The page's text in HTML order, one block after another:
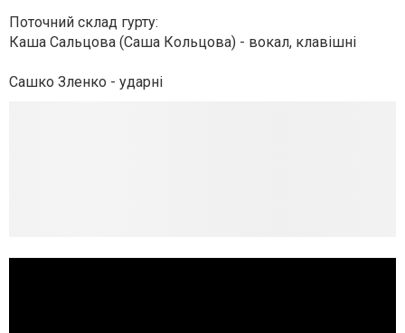
Поточний склад гурту:
Каша Сальцова (Саша Кольцова) - вокал, клавішні
Сашко Зленко - ударні